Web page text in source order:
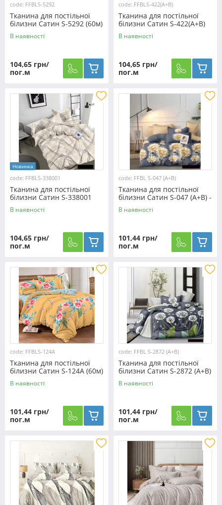
code: FFBLS-5292
Тканина для постільної
білизни Сатин S-5292 (60м)
В наявності
104,65 грн/
пог.м
code: FFBLS-422(A+В)
Тканина для постільної
білизни Сатин S-422(A+В)
(60м)
В наявності
104,65 грн/
пог.м
Новинка
code: FFBLS-338001
Тканина для постільної
білизни Сатин S-338001
(60м)
В наявності
104,65 грн/
пог.м
code: FFBL S-047 (A+В)
Тканина для постільної
білизни Сатин S-047 (A+В) -
(60м+60м)
В наявності
101,44 грн/
пог.м
code: FFBLS-124A
Тканина для постільної
білизни Сатин S-124A (60м)
В наявності
101,44 грн/
пог.м
code: FFBL S-2872 (A+В)
Тканина для постільної
білизни Сатин S-2872 (A+В)
- (60м+60м)
В наявності
101,44 грн/
пог.м